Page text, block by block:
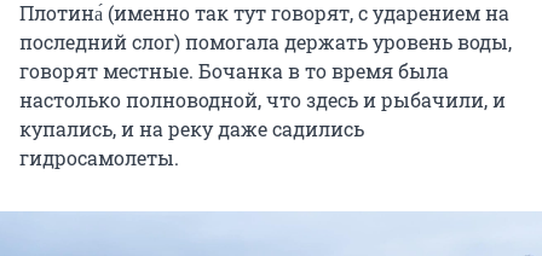
Плотина́ (именно так тут говорят, с ударением на
последний слог) помогала держать уровень воды,
говорят местные. Бочанка в то время была
настолько полноводной, что здесь и рыбачили, и
купались, и на реку даже садились
гидросамолеты.